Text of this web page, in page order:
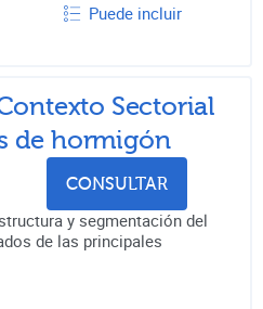
Puede incluir
Sectorial
de hormigón
CONSULTAR
y segmentación del
de las principales